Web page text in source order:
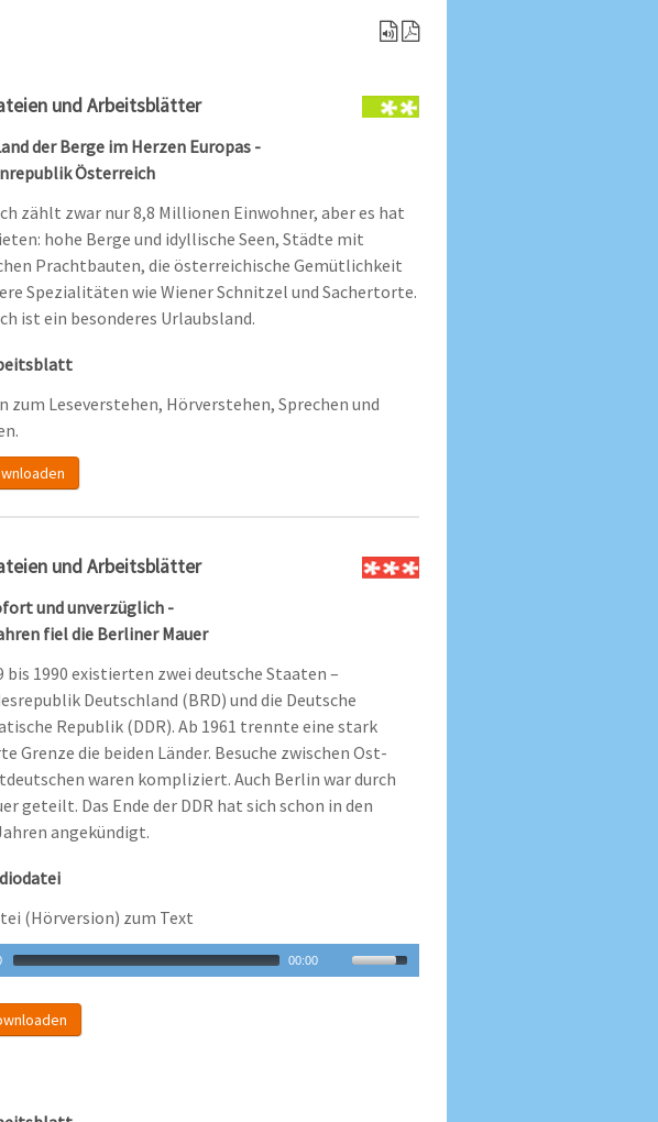
und Arbeitsblätter
der Berge im Herzen Europas -
Österreich
zählt zwar nur 8,8 Millionen Einwohner, aber es hat
hohe Berge und idyllische Seen, Städte mit
Prachtbauten, die österreichische Gemütlichkeit
Spezialitäten wie Wiener Schnitzel und Sachertorte.
ist ein besonderes Urlaubsland.
zum Leseverstehen, Hörverstehen, Sprechen und
und Arbeitsblätter
und unverzüglich -
fiel die Berliner Mauer
bis 1990 existierten zwei deutsche Staaten –
Deutschland (BRD) und die Deutsche
Republik (DDR). Ab 1961 trennte eine stark
Grenze die beiden Länder. Besuche zwischen Ost-
waren kompliziert. Auch Berlin war durch
geteilt. Das Ende der DDR hat sich schon in den
angekündigt.
(Hörversion) zum Text
00:00